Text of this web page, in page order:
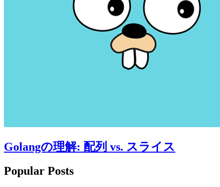
Golangの理解: 配列 vs. スライス
Popular Posts